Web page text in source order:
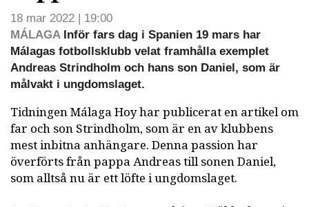
18 mar 2022 | 19:00
MÁLAGAInför fars dag i Spanien 19 mars har
Málagas fotbollsklubb velat framhålla exemplet
Andreas Strindholm och hans son Daniel, som är
målvakt i ungdomslaget.
Tidningen Málaga Hoy har publicerat en artikel om
far och son Strindholm, som är en av klubbens
mest inbitna anhängare. Denna passion har
överförts från pappa Andreas till sonen Daniel,
som alltså nu är ett löfte i ungdomslaget.